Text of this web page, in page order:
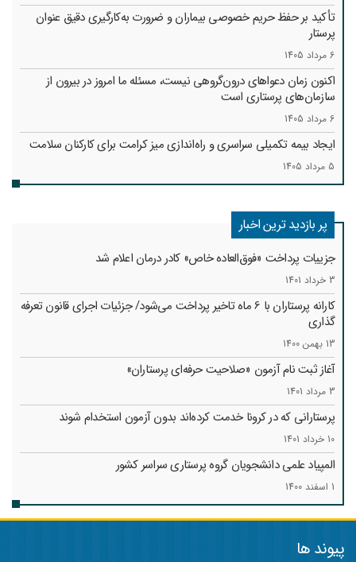
تأکید بر حفظ حریم خصوصی بیماران و ضرورت به‌کارگیری دقیق عنوان
پرستار
6 مرداد 1405
اکنون زمان دعواهای درون‌گروهی نیست، مسئله ما امروز در بیرون از
سازمان‌های پرستاری است
6 مرداد 1405
ایجاد بیمه تکمیلی سراسری و راه‌اندازی میز کرامت برای کارکنان سلامت
5 مرداد 1405
پر بازدید ترین اخبار
جزییات پرداخت «فوق‌العاده خاص» کادر درمان اعلام شد
3 خرداد 1401
کارانه‌ پرستاران با 6 ماه تاخیر پرداخت می‌شود/ جزئیات اجرای قانون تعرفه
گذاری
13 بهمن 1400
آغاز ثبت نام آزمون «صلاحیت حرفه‌ای پرستاران»
3 مرداد 1401
پرستارانی که در کرونا خدمت کرد‌ه‌اند بدون آزمون استخدام شوند
10 خرداد 1401
المپیاد علمی دانشجویان گروه پرستاری سراسر کشور
1 اسفند 1400
پیوند ها